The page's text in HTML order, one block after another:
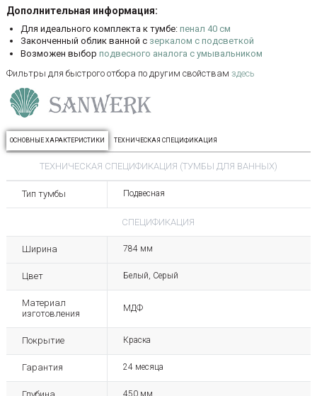
Дополнительная информация:
Для идеального комплекта к тумбе: пенал 40 см
Законченный облик ванной с зеркалом с подсветкой
Возможен выбор подвесного аналога с умывальником
Фильтры для быстрого отбора по другим свойствам здесь
ОСНОВНЫЕ ХАРАКТЕРИСТИКИ ТЕХНИЧЕСКАЯ СПЕЦИФИКАЦИЯ
ТЕХНИЧЕСКАЯ СПЕЦИФИКАЦИЯ (ТУМБЫ ДЛЯ ВАННЫХ)
Тип тумбы Подвесная
СПЕЦИФИКАЦИЯ
Ширина 784 мм
Цвет Белый, Серый
Материал
изготовления
МДФ
Покрытие Краска
Гарантия 24 месяца